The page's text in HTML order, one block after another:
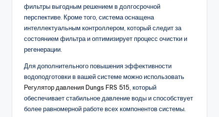
фильтры выгодным решением в долгосрочной
перспективе. Кроме того, система оснащена
интеллектуальным контроллером, который следит за
состоянием фильтра и оптимизирует процесс очистки и
регенерации.
Для дополнительного повышения эффективности
водоподготовки в вашей системе можно использовать
Регулятор давления Dungs FRS 515 , который
обеспечивает стабильное давление воды и способствует
более равномерной работе всех компонентов системы.